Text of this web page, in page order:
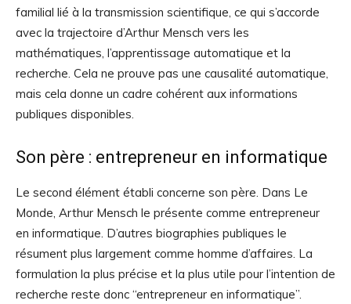
familial lié à la transmission scientifique, ce qui s’accorde
avec la trajectoire d’Arthur Mensch vers les
mathématiques, l’apprentissage automatique et la
recherche. Cela ne prouve pas une causalité automatique,
mais cela donne un cadre cohérent aux informations
publiques disponibles.
Son père : entrepreneur en informatique
Le second élément établi concerne son père. Dans Le
Monde, Arthur Mensch le présente comme entrepreneur
en informatique. D’autres biographies publiques le
résument plus largement comme homme d’affaires. La
formulation la plus précise et la plus utile pour l’intention de
recherche reste donc “entrepreneur en informatique”.